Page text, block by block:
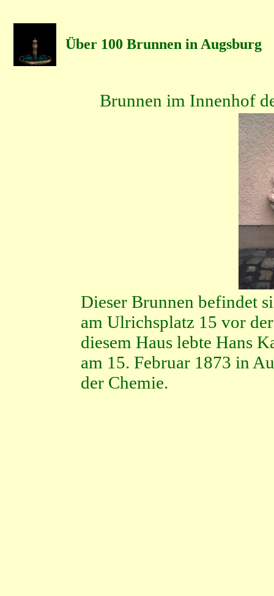
Über 100 Brunnen in Augsburg
Brunnen im Innenhof
Dieser Brunnen befindet
am Ulrichsplatz 15 vor
diesem Haus lebte Hans
am 15. Februar 1873 in
der Chemie.